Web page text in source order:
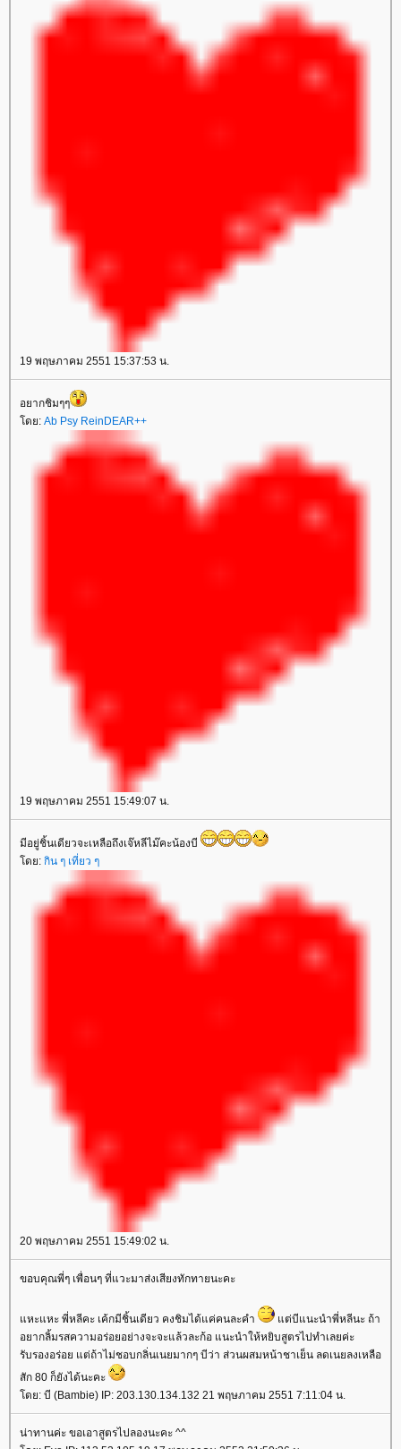
19 พฤษภาคม 2551 15:37:53 น.
อยากชิมๆๆ
ดย: Ab Psy ReinDEAR++
19 พฤษภาคม 2551 15:49:07 น.
มีอยู่ชิ้นเดียวจะเหลือถึงเจ๊หลีไม๊คะน้องบี
ดย: กิน ๆ เที่ยว ๆ
20 พฤษภาคม 2551 15:49:02 น.
ขอบคุณพี่ๆ เพื่อนๆ ที่แวะมาส่งเสียงทักทายนะคะ
หะแหะ พี่หลีคะ เค้กมีชิ้นเดียว คงชิมได้แค่คนละคำ
ต่บีแนะนำพี่หลีนะ ถ้า
อยากลิ้มรสความอร่อยอย่างจะจะแล้วละก้อ แนะนำให้หยิบสูตรไปทำเลยค่ะ
รับรองอร่อย แต่ถ้าไม่ชอบกลิ่นเนยมากๆ บีว่า ส่วนผสมหน้าชาเย็น ลดเนยลงเหลือ
สัก 80 ก็ยังได้นะคะ
ดย: บี (Bambie) IP: 203.130.134.132 21 พฤษภาคม 2551 7:11:04 น.
น่าทานค่ะ ขอเอาสูตรไปลองนะคะ ^^